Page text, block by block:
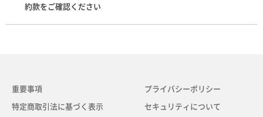
約款をご確認ください
重要事項
特定商取引法に基づく表示
プライバシーポリシー
セキュリティについて